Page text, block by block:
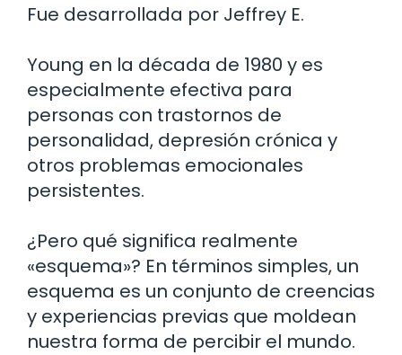
Fue desarrollada por Jeffrey E.
Young en la década de 1980 y es
especialmente efectiva para
personas con trastornos de
personalidad, depresión crónica y
otros problemas emocionales
persistentes.
¿Pero qué significa realmente
«esquema»? En términos simples, un
esquema es un conjunto de creencias
y experiencias previas que moldean
nuestra forma de percibir el mundo.